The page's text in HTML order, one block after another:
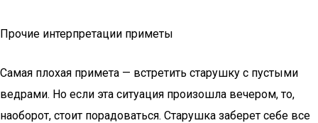
Прочие интерпретации приметы
Самая плохая примета — встретить старушку с пустыми
ведрами. Но если эта ситуация произошла вечером, то,
наоборот, стоит порадоваться. Старушка заберет себе все